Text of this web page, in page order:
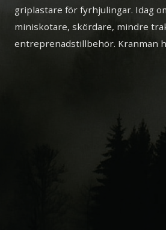
griplastare för fyrhjulingar. Idag
miniskotare, skördare, mindre
entreprenadstillbehör. Kranman